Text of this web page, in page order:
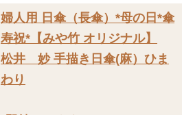
婦人用 日傘（長傘） *母の日*傘
寿祝*【みや竹 オリジナル】
松井 妙 手描き日傘(麻）ひま
わり